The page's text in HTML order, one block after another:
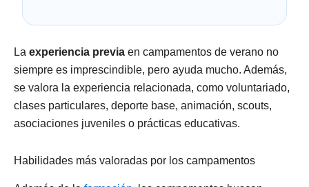
La experiencia previa en campamentos de verano no
siempre es imprescindible, pero ayuda mucho. Además,
se valora la experiencia relacionada, como voluntariado,
clases particulares, deporte base, animación, scouts,
asociaciones juveniles o prácticas educativas.
Habilidades más valoradas por los campamentos